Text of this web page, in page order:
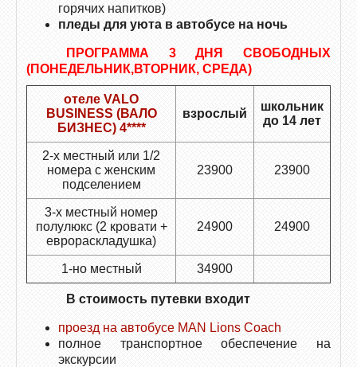
горячих напитков)
пледы для уюта в автобусе на ночь
ПРОГРАММА 3 ДНЯ СВОБОДНЫХ
(ПОНЕДЕЛЬНИК,ВТОРНИК, СРЕДА)
отеле VALO
BUSINESS (ВАЛО
БИЗНЕС) 4****
взрослый
школьник
до 14 лет
2-х местный или 1/2
номера с женским
подселением
23900 23900
3-х местный номер
полулюкс (2 кровати +
еврораскладушка)
24900 24900
1-но местный 34900
В стоимость путевки входит
проезд на автобусе МАN Lions Coach
полное транспортное обеспечение на
экскурсии